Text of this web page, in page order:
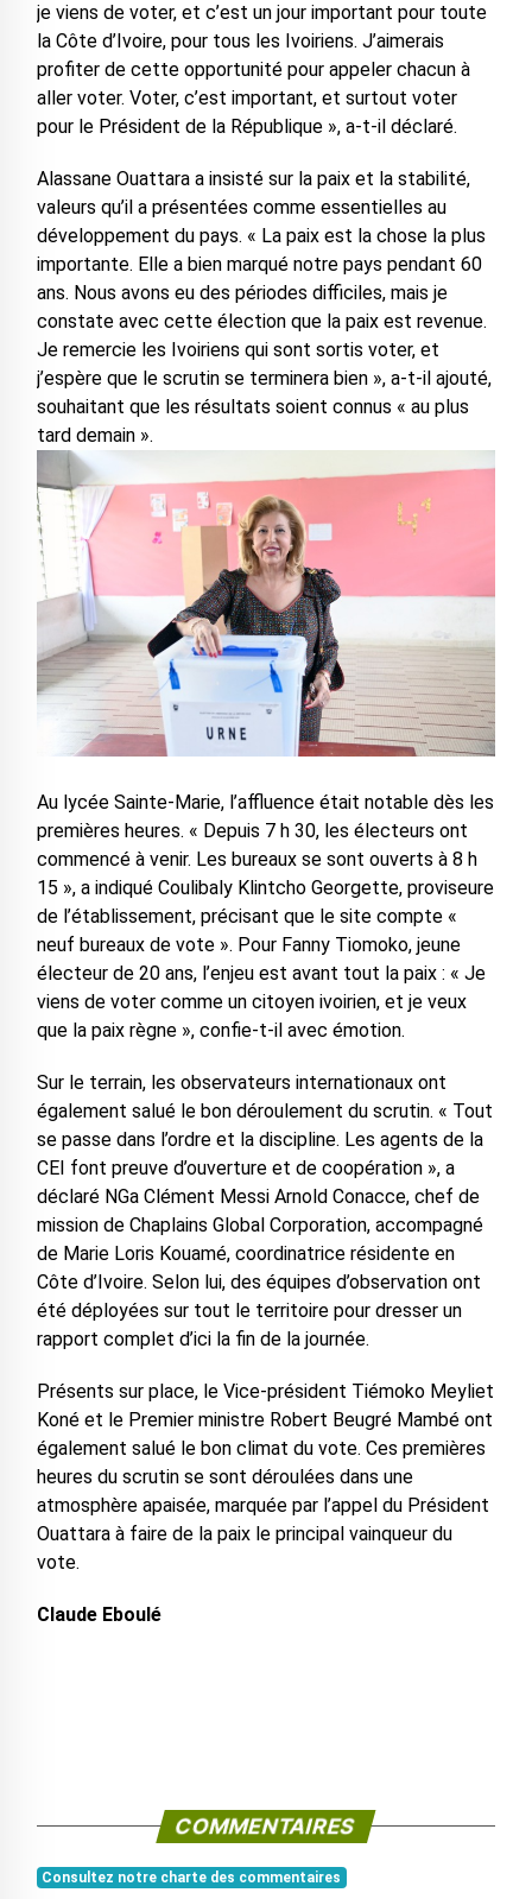
je viens de voter, et c’est un jour important pour toute
la Côte d’Ivoire, pour tous les Ivoiriens. J’aimerais
profiter de cette opportunité pour appeler chacun à
aller voter. Voter, c’est important, et surtout voter
pour le Président de la République », a-t-il déclaré.
Alassane Ouattara a insisté sur la paix et la stabilité,
valeurs qu’il a présentées comme essentielles au
développement du pays. « La paix est la chose la plus
importante. Elle a bien marqué notre pays pendant 60
ans. Nous avons eu des périodes difficiles, mais je
constate avec cette élection que la paix est revenue.
Je remercie les Ivoiriens qui sont sortis voter, et
j’espère que le scrutin se terminera bien », a-t-il ajouté,
souhaitant que les résultats soient connus « au plus
tard demain ».
‎Au lycée Sainte-Marie, l’affluence était notable dès les
premières heures. « Depuis 7 h 30, les électeurs ont
commencé à venir. Les bureaux se sont ouverts à 8 h
15 », a indiqué Coulibaly Klintcho Georgette, proviseure
de l’établissement, précisant que le site compte «
neuf bureaux de vote ». ‎Pour Fanny Tiomoko, jeune
électeur de 20 ans, l’enjeu est avant tout la paix : « Je
viens de voter comme un citoyen ivoirien, et je veux
que la paix règne », confie-t-il avec émotion.
‎Sur le terrain, les observateurs internationaux ont
également salué le bon déroulement du scrutin. « Tout
se passe dans l’ordre et la discipline. Les agents de la
CEI font preuve d’ouverture et de coopération », a
déclaré NGa Clément Messi Arnold Conacce, chef de
mission de Chaplains Global Corporation, accompagné
de Marie Loris Kouamé, coordinatrice résidente en
Côte d’Ivoire. Selon lui, des équipes d’observation ont
été déployées sur tout le territoire pour dresser un
rapport complet d’ici la fin de la journée.
Présents sur place, le Vice-président Tiémoko Meyliet
Koné et le Premier ministre Robert Beugré Mambé ont
également salué le bon climat du vote. ‎Ces premières
heures du scrutin se sont déroulées dans une
atmosphère apaisée, marquée par l’appel du Président
Ouattara à faire de la paix le principal vainqueur du
vote.
Claude Eboulé
COMMENTAIRES
Consultez notre charte des commentaires